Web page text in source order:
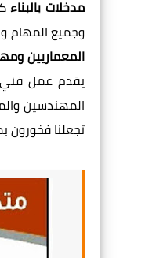
مدخلات بالبناء
وجميع المهام
المعماريين
يقدم عمل
المهندسين
تجعلنا